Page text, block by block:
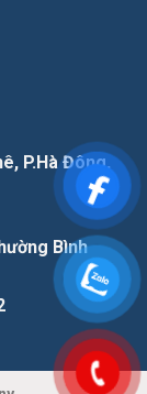
P.Hà Đông,
Bình